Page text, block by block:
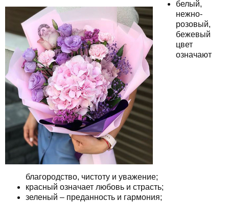
белый,
нежно-
розовый,
бежевый
цвет
означают
благородство, чистоту и уважение;
красный означает любовь и страсть;
зеленый – преданность и гармония;